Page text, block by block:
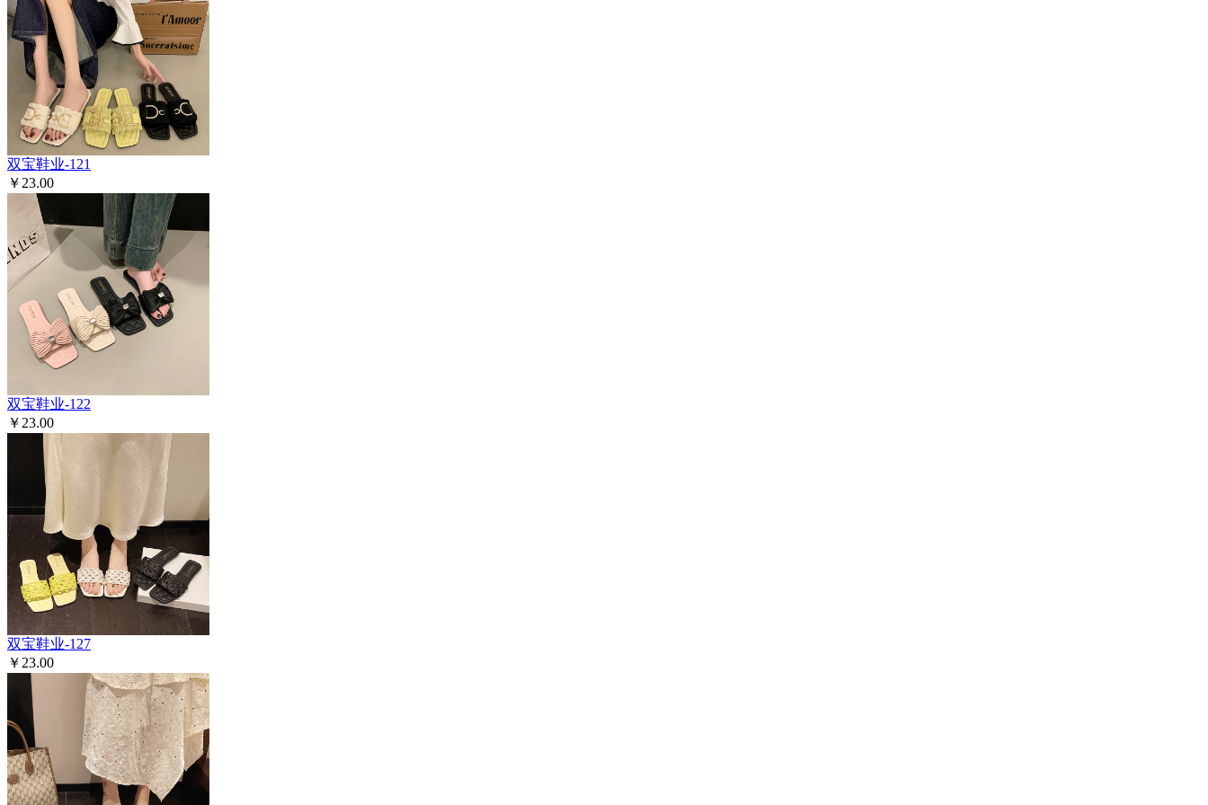
双宝鞋业-121
￥23.00
双宝鞋业-122
￥23.00
双宝鞋业-127
￥23.00